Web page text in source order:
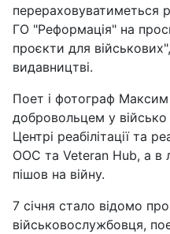
перераховуватиметься
ГО "Реформація" на
проєкти для
видавництві.
Поет і фотограф
добровольцем у
Центрі реабілітації та
ООС та Veteran Hub, а в
пішов на війну.
7 січня стало відомо про
військовослужбовця,